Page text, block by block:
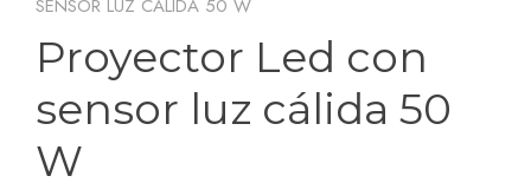
SENSOR LUZ CÁLIDA 50 W
Proyector Led con
sensor luz cálida 50
W